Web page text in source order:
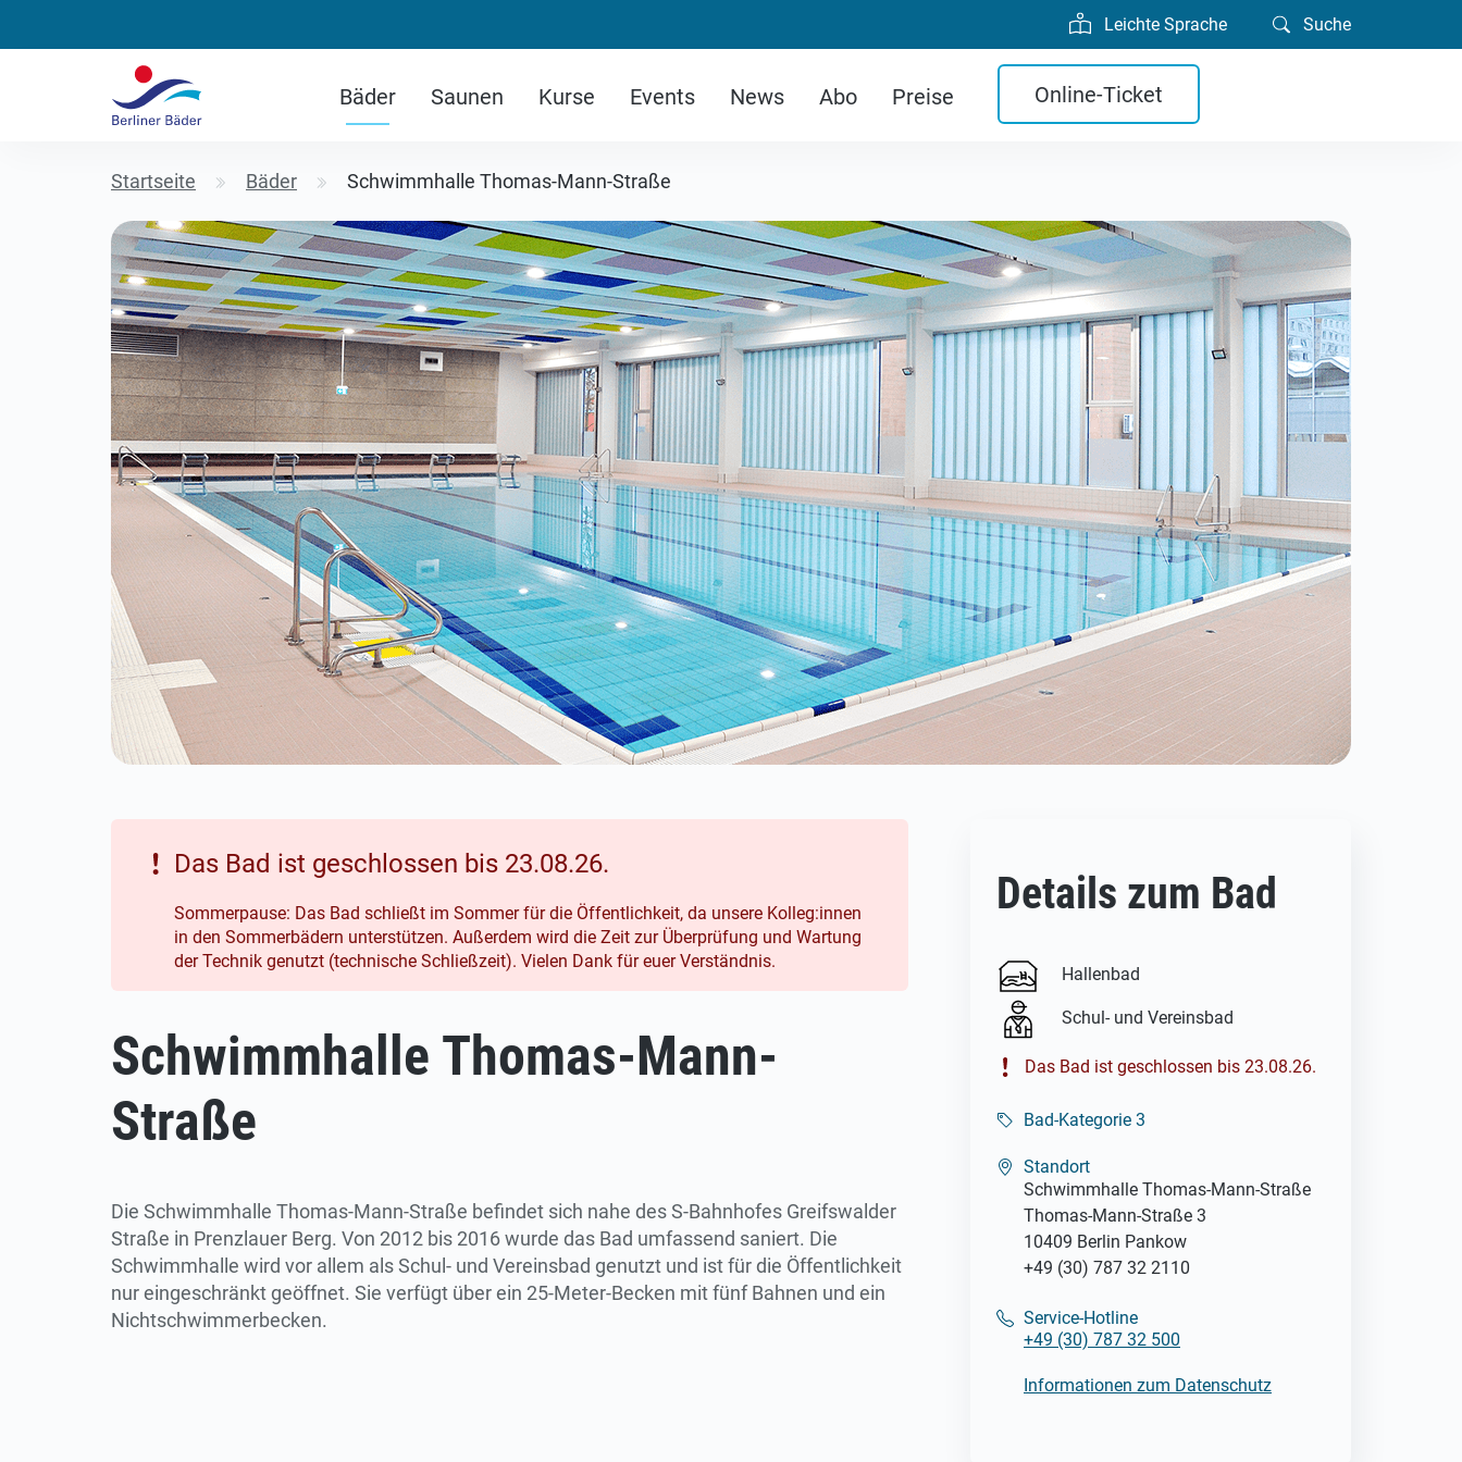
Leichte Sprache Suche
Bäder Saunen Kurse Events News Abo Preise Online-Ticket
Startseite Bäder Schwimmhalle Thomas-Mann-Straße
Das Bad ist geschlossen bis 23.08.26.
Sommerpause: Das Bad schließt im Sommer für die Öffentlichkeit, da unsere Kolleg:innen
in den Sommerbädern unterstützen. Außerdem wird die Zeit zur Überprüfung und Wartung
der Technik genutzt (technische Schließzeit). Vielen Dank für euer Verständnis.
Schwimmhalle Thomas-Mann-
Straße
Die Schwimmhalle Thomas-Mann-Straße befindet sich nahe des S-Bahnhofes Greifswalder
Straße in Prenzlauer Berg. Von 2012 bis 2016 wurde das Bad umfassend saniert. Die
Schwimmhalle wird vor allem als Schul- und Vereinsbad genutzt und ist für die Öffentlichkeit
nur eingeschränkt geöffnet. Sie verfügt über ein 25-Meter-Becken mit fünf Bahnen und ein
Nichtschwimmerbecken.
Details zum Bad
Hallenbad
Schul- und Vereinsbad
Das Bad ist geschlossen bis 23.08.26.
Bad-Kategorie 3
Standort
Schwimmhalle Thomas-Mann-Straße
Thomas-Mann-Straße 3
10409 Berlin Pankow
+49 (30) 787 32 2110
Service-Hotline
+49 (30) 787 32 500
Informationen zum Datenschutz